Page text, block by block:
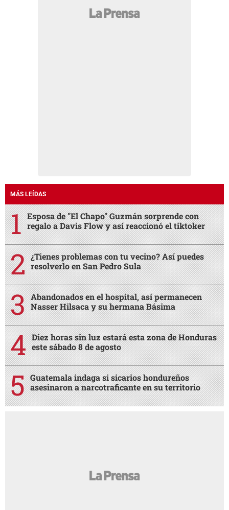
MÁS LEÍDAS
Esposa de "El Chapo" Guzmán sorprende con
regalo a Davis Flow y así reaccionó el tiktoker
¿Tienes problemas con tu vecino? Así puedes
resolverlo en San Pedro Sula
Abandonados en el hospital, así permanecen
Nasser Hilsaca y su hermana Básima
Diez horas sin luz estará esta zona de Honduras
este sábado 8 de agosto
Guatemala indaga si sicarios hondureños
asesinaron a narcotraficante en su territorio